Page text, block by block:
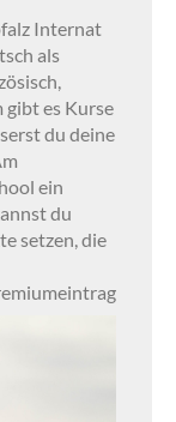
Internat
als
gibt es Kurse
du deine
ein
du
setzen, die